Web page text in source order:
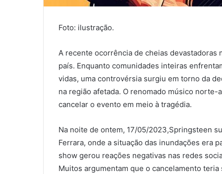
Foto: ilustração.
A recente ocorrência de cheias devastadoras
país. Enquanto comunidades inteiras
vidas, uma controvérsia surgiu em torno da
na região afetada. O renomado músico
cancelar o evento em meio à tragédia.
Na noite de ontem, 17/05/2023,Springsteen
Ferrara, onde a situação das inundações era
show gerou reações negativas nas redes
Muitos argumentam que o cancelamento